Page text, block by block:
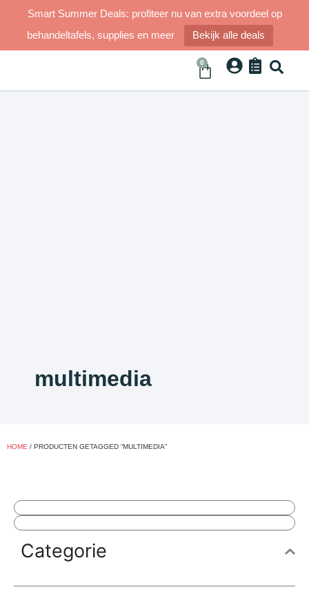
Smart Summer Deals: profiteer nu van extra voordeel op
behandeltafels, supplies en meer
Bekijk alle deals
0
multimedia
HOME / PRODUCTEN GETAGGED “MULTIMEDIA”
Categorie